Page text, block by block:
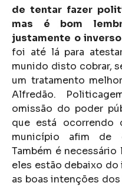
de tentar fazer
mas é bom
justamente o
foi até lá para
munido disto cobrar,
um tratamento
Alfredão.
omissão do poder
que está ocorrendo
município afim de
Também é
eles estão debaixo do
as boas intenções